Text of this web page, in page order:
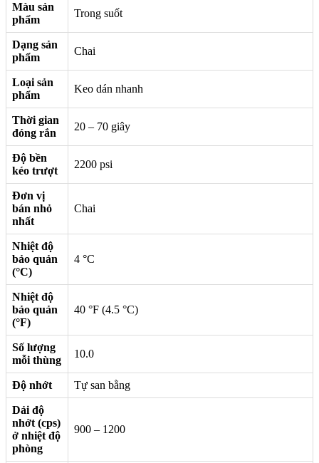
Màu sản
phẩm
Trong suốt
Dạng sản
phẩm
Chai
Loại sản
phẩm
Keo dán nhanh
Thời gian
đóng rắn
20 – 70 giây
Độ bền
kéo trượt
2200 psi
Đơn vị
bán nhỏ
nhất
Chai
Nhiệt độ
bảo quản
(°C)
4 °C
Nhiệt độ
bảo quản
(°F)
40 °F (4.5 °C)
Số lượng
mỗi thùng
10.0
Độ nhớt Tự san bằng
Dải độ
nhớt (cps)
ở nhiệt độ
phòng
900 – 1200